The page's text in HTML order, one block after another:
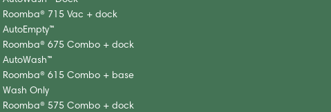
Roomba® 715 Vac + dock
AutoEmpty™
Roomba® 675 Combo + dock
AutoWash™
Roomba® 615 Combo + base
Wash Only
Roomba® 575 Combo + dock